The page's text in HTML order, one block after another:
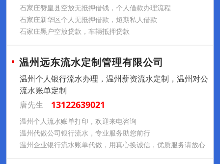
石家庄赞皇县空放无抵押借钱，个人借款办理流程
石家庄新华区个人无抵押借款，短期私人借款
石家庄黑户空放贷款，车辆抵押贷款
温州远东流水定制管理有限公司
温州个人银行流水办理，温州薪资流水定制，温州对公
流水账单定制
唐先生
13122639021
温州个人流水账单打印，欢迎来电咨询
温州代做公司银行流水，专业服务助您前行
温州企业银行流水账单代做，用真心换诚信，优质服务请放心